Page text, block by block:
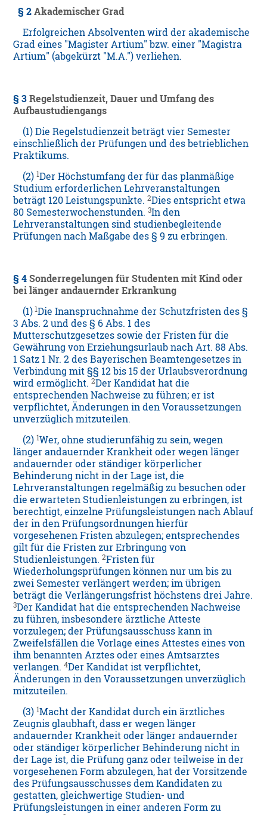
§ 2 Akademischer Grad
Erfolgreichen Absolventen wird der akademische
Grad eines "Magister Artium" bzw. einer "Magistra
Artium" (abgekürzt "M.A.") verliehen.
§ 3 Regelstudienzeit, Dauer und Umfang des
Aufbaustudiengangs
(1) Die Regelstudienzeit beträgt vier Semester
einschließlich der Prüfungen und des betrieblichen
Praktikums.
(2)1Der Höchstumfang der für das planmäßige
Studium erforderlichen Lehrveranstaltungen
beträgt 120 Leistungspunkte.2Dies entspricht etwa
80 Semesterwochenstunden.3In den
Lehrveranstaltungen sind studienbegleitende
Prüfungen nach Maßgabe des § 9 zu erbringen.
§ 4 Sonderregelungen für Studenten mit Kind oder
bei länger andauernder Erkrankung
(1) 1Die Inanspruchnahme der Schutzfristen des §
3 Abs. 2 und des § 6 Abs. 1 des
Mutterschutzgesetzes sowie der Fristen für die
Gewährung von Erziehungsurlaub nach Art. 88 Abs.
1 Satz 1 Nr. 2 des Bayerischen Beamtengesetzes in
Verbindung mit §§ 12 bis 15 der Urlaubsverordnung
wird ermöglicht.2Der Kandidat hat die
entsprechenden Nachweise zu führen; er ist
verpflichtet, Änderungen in den Voraussetzungen
unverzüglich mitzuteilen.
(2)1Wer, ohne studierunfähig zu sein, wegen
länger andauernder Krankheit oder wegen länger
andauernder oder ständiger körperlicher
Behinderung nicht in der Lage ist, die
Lehrveranstaltungen regelmäßig zu besuchen oder
die erwarteten Studienleistungen zu erbringen, ist
berechtigt, einzelne Prüfungsleistungen nach Ablauf
der in den Prüfungsordnungen hierfür
vorgesehenen Fristen abzulegen; entsprechendes
gilt für die Fristen zur Erbringung von
Studienleistungen.2Fristen für
Wiederholungsprüfungen können nur um bis zu
zwei Semester verlängert werden; im übrigen
beträgt die Verlängerungsfrist höchstens drei Jahre.
3Der Kandidat hat die entsprechenden Nachweise
zu führen, insbesondere ärztliche Atteste
vorzulegen; der Prüfungsausschuss kann in
Zweifelsfällen die Vorlage eines Attestes eines von
ihm benannten Arztes oder eines Amtsarztes
verlangen.4Der Kandidat ist verpflichtet,
Änderungen in den Voraussetzungen unverzüglich
mitzuteilen.
(3)1Macht der Kandidat durch ein ärztliches
Zeugnis glaubhaft, dass er wegen länger
andauernder Krankheit oder länger andauernder
oder ständiger körperlicher Behinderung nicht in
der Lage ist, die Prüfung ganz oder teilweise in der
vorgesehenen Form abzulegen, hat der Vorsitzende
des Prüfungsausschusses dem Kandidaten zu
gestatten, gleichwertige Studien- und
Prüfungsleistungen in einer anderen Form zu